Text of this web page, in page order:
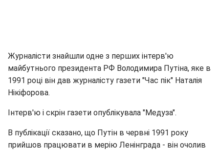
Журналісти знайшли одне з перших інтерв'ю
майбутнього президента РФ Володимира Путіна, яке в
1991 році він дав журналісту газети "Час пік" Наталія
Нікіфорова.
Інтерв'ю і скрін газети опублікувала "Медуза".
В публікації сказано, що Путін в червні 1991 року
прийшов працювати в мерію Ленінграда - він очолив